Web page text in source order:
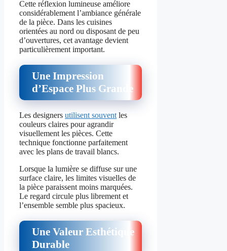
Cette réflexion lumineuse améliore
considérablement l’ambiance générale
de la pièce. Dans les cuisines
orientées au nord ou disposant de peu
d’ouvertures, cet avantage devient
particulièrement important.
Une Impression
d’Espace Plus Grande
Les designers utilisent souvent les
couleurs claires pour agrandir
visuellement les pièces. Cette
technique fonctionne parfaitement
avec les plans de travail blancs.
Lorsque la lumière se diffuse sur une
surface claire, les limites visuelles de
la pièce paraissent moins marquées.
Le regard circule plus librement et
l’ensemble semble plus spacieux.
Une Valeur Esthétique
Durable